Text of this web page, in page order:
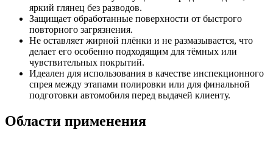
яркий глянец без разводов.
Защищает обработанные поверхности от быстрого
повторного загрязнения.
Не оставляет жирной плёнки и не размазывается, что
делает его особенно подходящим для тёмных или
чувствительных покрытий.
Идеален для использования в качестве инспекционного
спрея между этапами полировки или для финальной
подготовки автомобиля перед выдачей клиенту.
Области применения